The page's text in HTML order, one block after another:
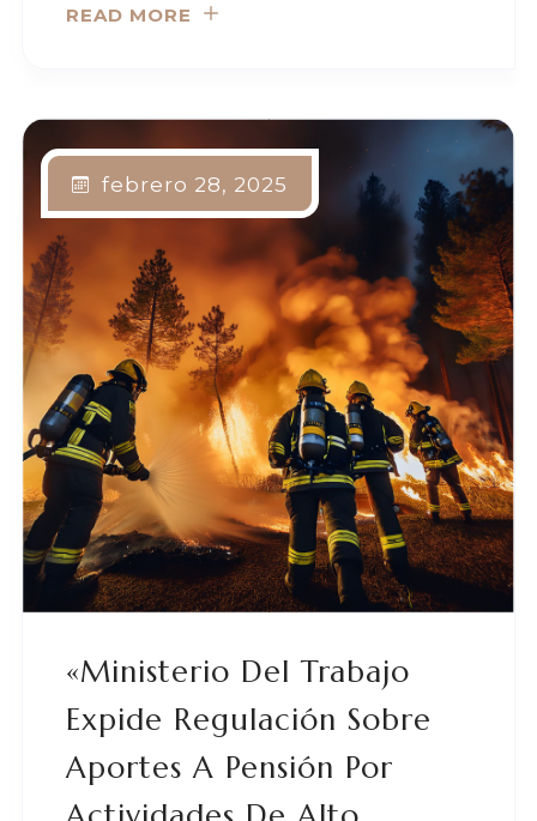
READ MORE
«Ministerio Del Trabajo
Expide Regulación Sobre
Aportes A Pensión Por
febrero 28, 2025